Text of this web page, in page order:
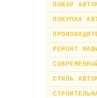
ПОЖАР
ПОКУПКА
РЕМОНТ
СТИЛЬ